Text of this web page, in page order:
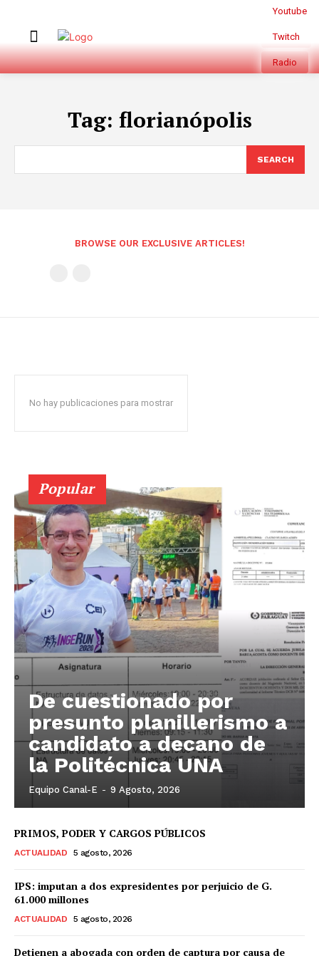
Youtube
Twitch
Radio
Tag: florianópolis
SEARCH
BROWSE OUR EXCLUSIVE ARTICLES!
No hay publicaciones para mostrar
Popular
De cuestionado por
presunto planillerismo a
candidato a decano de
la Politécnica UNA
Equipo Canal-E - 9 Agosto, 2026
PRIMOS, PODER Y CARGOS PÚBLICOS
ACTUALIDAD 5 agosto, 2026
IPS: imputan a dos expresidentes por perjuicio de G.
61.000 millones
ACTUALIDAD 5 agosto, 2026
Detienen a abogada con orden de captura por causa de